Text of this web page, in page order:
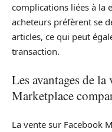
complications liées à la
acheteurs préfèrent se
articles, ce qui peut
transaction.
Les avantages de
Marketplace
La vente sur Facebook